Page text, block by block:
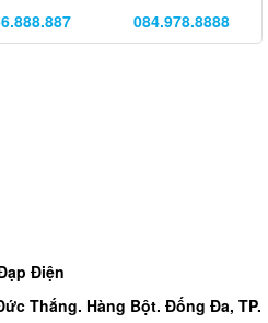
084.978.8888
Điện
Thắng. Hàng Bột. Đống Đa, TP.